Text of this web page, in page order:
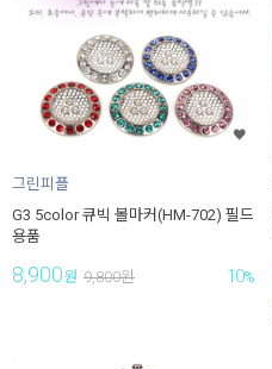
그린피플
G3 5color 큐빅 볼마커(HM-702) 필드
용품
8,900원 9,800원 10%